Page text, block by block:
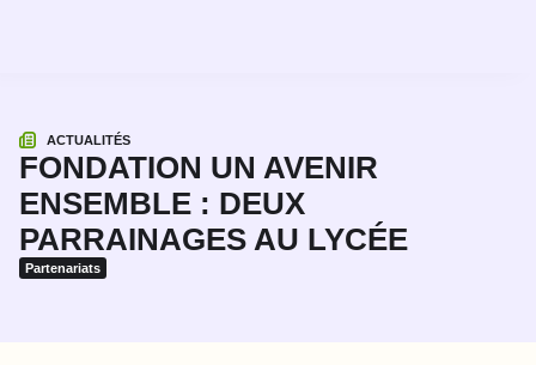
ACTUALITÉS
FONDATION UN AVENIR
ENSEMBLE : DEUX
PARRAINAGES AU LYCÉE
Partenariats